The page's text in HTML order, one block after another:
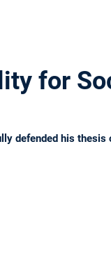
for
defended his